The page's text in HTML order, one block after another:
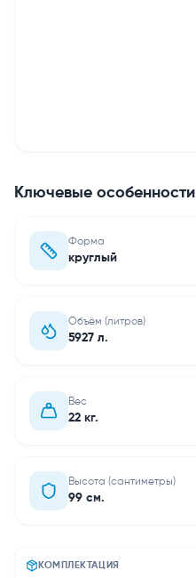
Ключевые особенности
Форма
круглый
Объём (литров)
5927 л.
Вес
22 кг.
Высота (сантиметры)
99 см.
КОМПЛЕКТАЦИЯ